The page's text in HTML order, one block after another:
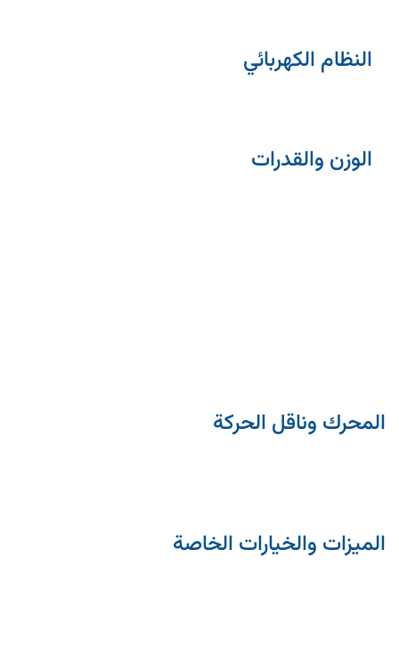
النظام الكهربائي
الوزن والقدرات
المحرك وناقل الحركة
الميزات والخيارات الخاصة